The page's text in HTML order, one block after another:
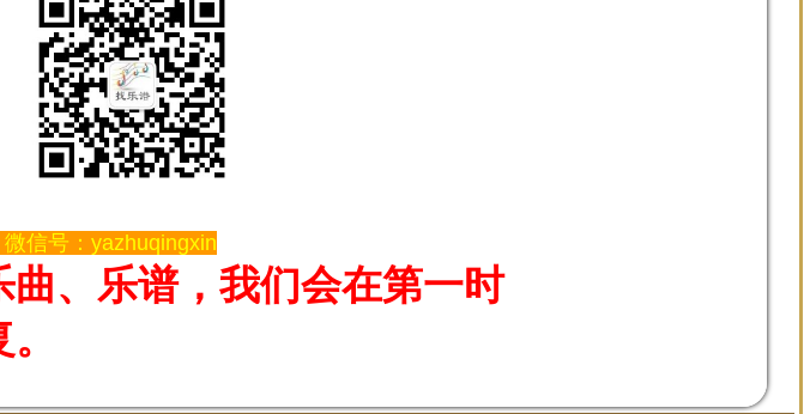
信号：yazhuqingxin
、乐谱，我们会在第一时